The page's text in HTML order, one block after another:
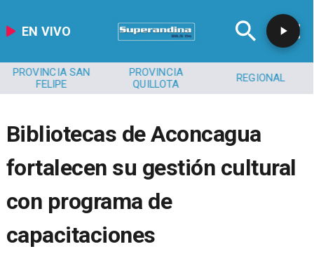
EN VIVO
PROVINCIA SAN
FELIPE
PROVINCIA
QUILLOTA
REGIONAL
Bibliotecas de Aconcagua
fortalecen su gestión cultural
con programa de
capacitaciones